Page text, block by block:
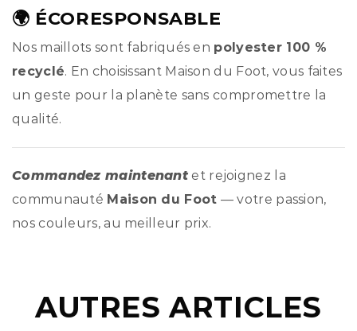
🌍 ÉCORESPONSABLE
Nos maillots sont fabriqués en polyester 100 %
recyclé. En choisissant Maison du Foot, vous faites
un geste pour la planète sans compromettre la
qualité.
Commandez maintenant et rejoignez la
communauté Maison du Foot — votre passion,
nos couleurs, au meilleur prix.
AUTRES ARTICLES